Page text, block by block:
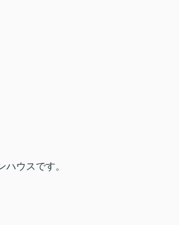
ウスです。